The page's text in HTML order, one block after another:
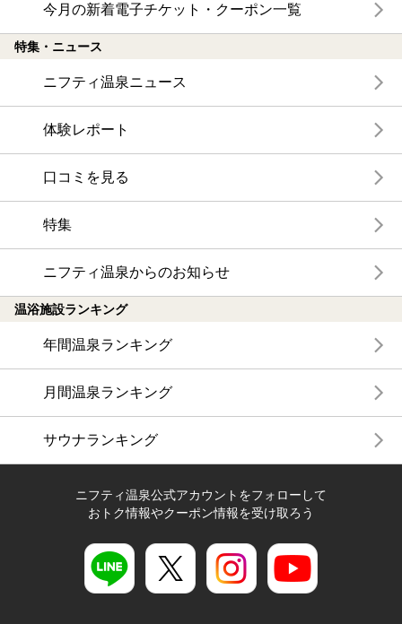
今月の新着電子チケット・クーポン一覧
特集・ニュース
ニフティ温泉ニュース
体験レポート
口コミを見る
特集
ニフティ温泉からのお知らせ
温浴施設ランキング
年間温泉ランキング
月間温泉ランキング
サウナランキング
ニフティ温泉公式アカウントをフォローして
おトク情報やクーポン情報を受け取ろう